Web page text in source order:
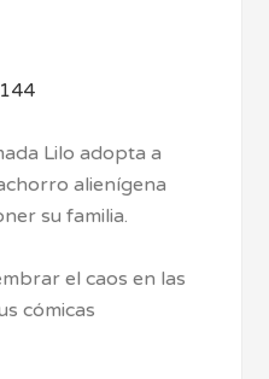
Lilo adopta a
alienígena
su familia.
el caos en las
cómicas